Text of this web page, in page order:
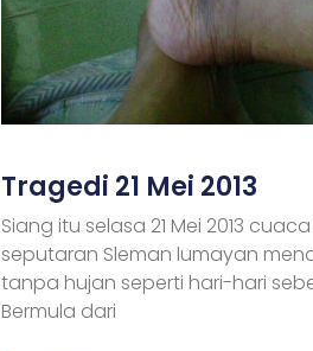
Tragedi 21 Mei 2013
Siang itu selasa 21 Mei 2013
seputaran Sleman lumayan
tanpa hujan seperti hari-hari
Bermula dari